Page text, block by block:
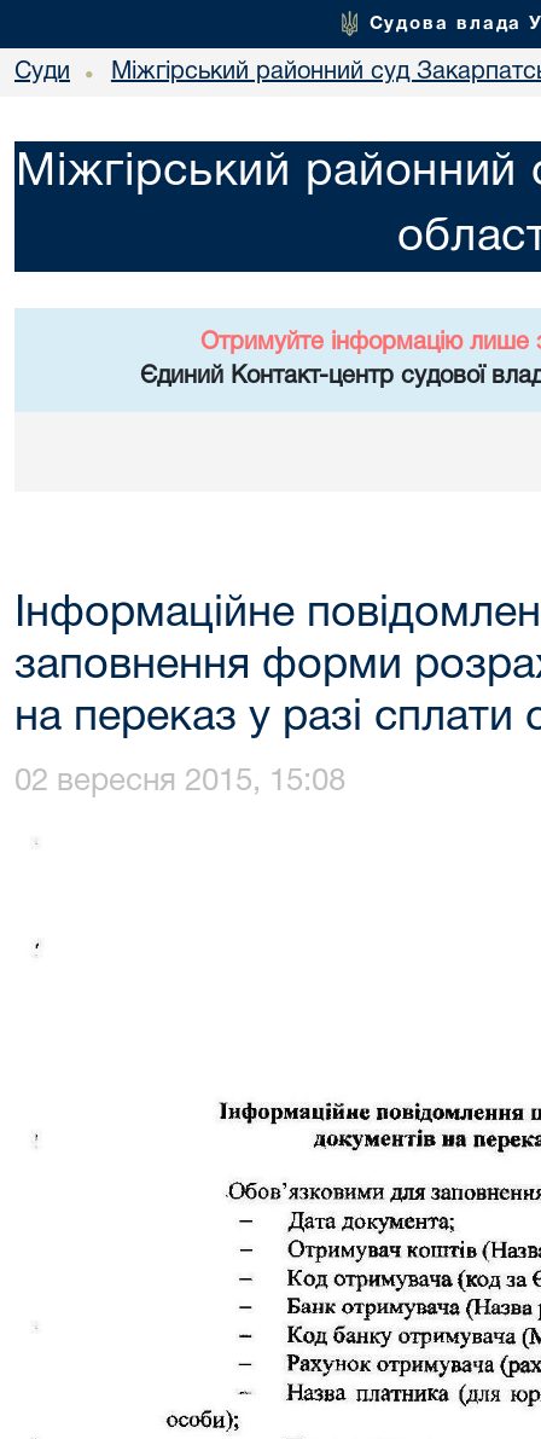
Судова влада
Суди • Міжгірський районний суд
Міжгірський районний
Отримуйте інформацію лише
Єдиний Контакт-центр судової
Інформаційне
заповнення форми
на переказ у разі сплати
02 вересня 2015, 15:08